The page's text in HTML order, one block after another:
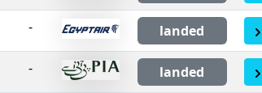
- landed
- landed